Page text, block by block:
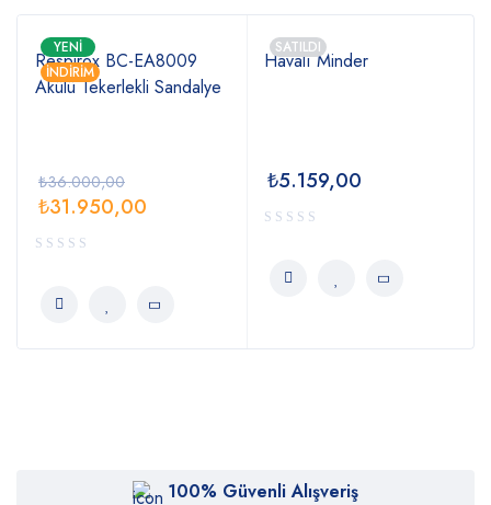
YENI
İNDIRIM
Respirox BC-EA8009
Akülü Tekerlekli Sandalye
₺36.000,00
₺31.950,00
SATILDI
Havalı Minder
₺5.159,00
100% Güvenli Alışveriş